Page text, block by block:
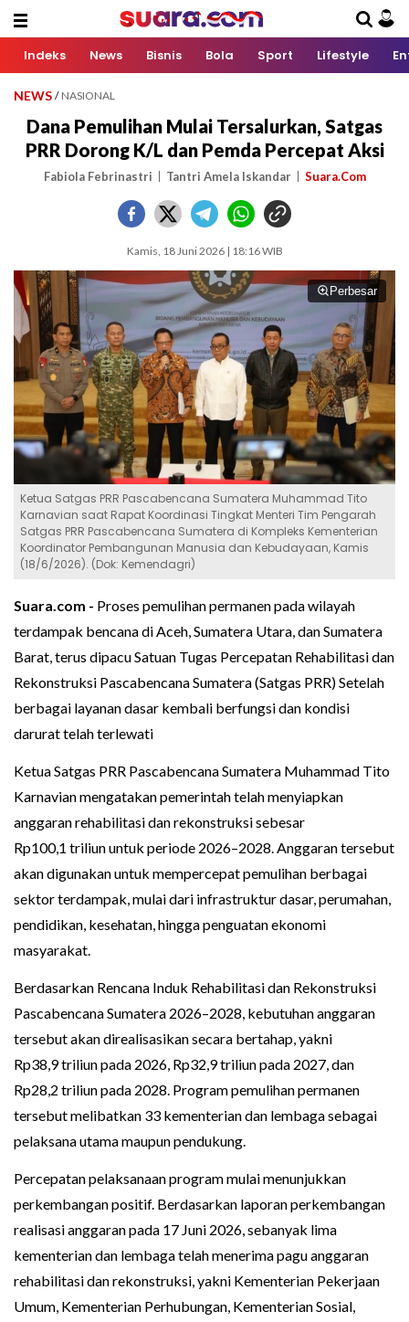
Indeks News Bisnis Bola Sport Lifestyle
NEWS / NASIONAL
Dana Pemulihan Mulai Tersalurkan, Satgas
PRR Dorong K/L dan Pemda Percepat Aksi
Fabiola Febrinastri Tantri Amela Iskandar Suara.Com
Kamis, 18 Juni 2026 | 18:16 WIB
Perbesar
Ketua Satgas PRR Pascabencana Sumatera Muhammad Tito
Karnavian saat Rapat Koordinasi Tingkat Menteri Tim Pengarah
Satgas PRR Pascabencana Sumatera di Kompleks Kementerian
Koordinator Pembangunan Manusia dan Kebudayaan, Kamis
(18/6/2026). (Dok: Kemendagri)
Suara.com - Proses pemulihan permanen pada wilayah
terdampak bencana di Aceh, Sumatera Utara, dan Sumatera
Barat, terus dipacu Satuan Tugas Percepatan Rehabilitasi dan
Rekonstruksi Pascabencana Sumatera (Satgas PRR) Setelah
berbagai layanan dasar kembali berfungsi dan kondisi
darurat telah terlewati
Ketua Satgas PRR Pascabencana Sumatera Muhammad Tito
Karnavian mengatakan pemerintah telah menyiapkan
anggaran rehabilitasi dan rekonstruksi sebesar
Rp100,1 triliun untuk periode 2026–2028. Anggaran tersebut
akan digunakan untuk mempercepat pemulihan berbagai
sektor terdampak, mulai dari infrastruktur dasar, perumahan,
pendidikan, kesehatan, hingga penguatan ekonomi
masyarakat.
Berdasarkan Rencana Induk Rehabilitasi dan Rekonstruksi
Pascabencana Sumatera 2026–2028, kebutuhan anggaran
tersebut akan direalisasikan secara bertahap, yakni
Rp38,9 triliun pada 2026, Rp32,9 triliun pada 2027, dan
Rp28,2 triliun pada 2028. Program pemulihan permanen
tersebut melibatkan 33 kementerian dan lembaga sebagai
pelaksana utama maupun pendukung.
Percepatan pelaksanaan program mulai menunjukkan
perkembangan positif. Berdasarkan laporan perkembangan
realisasi anggaran pada 17 Juni 2026, sebanyak lima
kementerian dan lembaga telah menerima pagu anggaran
rehabilitasi dan rekonstruksi, yakni Kementerian Pekerjaan
Umum, Kementerian Perhubungan, Kementerian Sosial,